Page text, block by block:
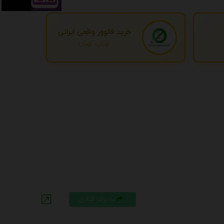
خرید فالوور واقعی ایرانی
تهران، تهران